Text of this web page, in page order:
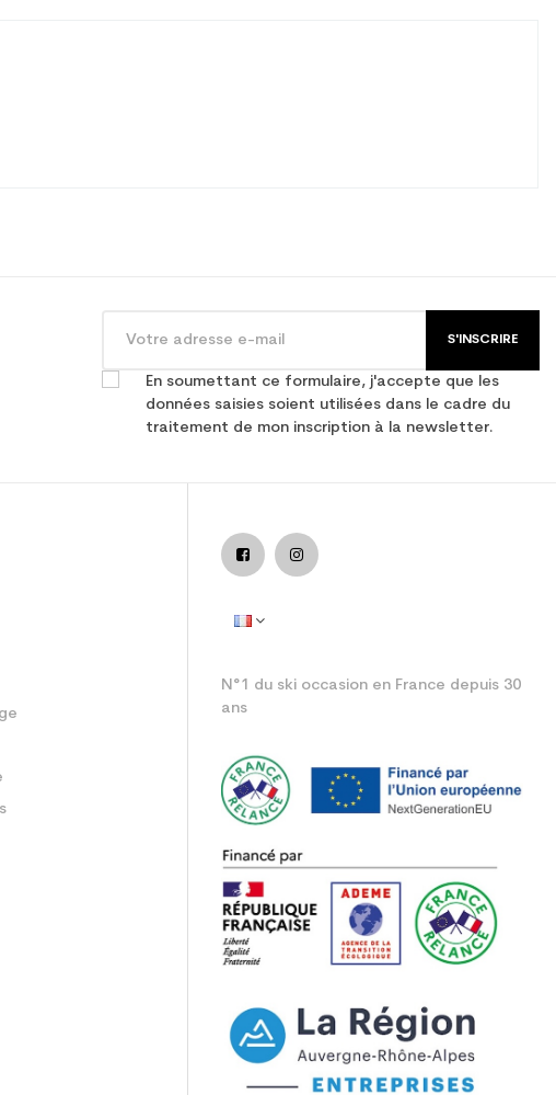
S'INSCRIRE
En soumettant ce formulaire, j'accepte que les
données saisies soient utilisées dans le cadre du
traitement de mon inscription à la newsletter.
N°1 du ski occasion en France depuis 30
ans